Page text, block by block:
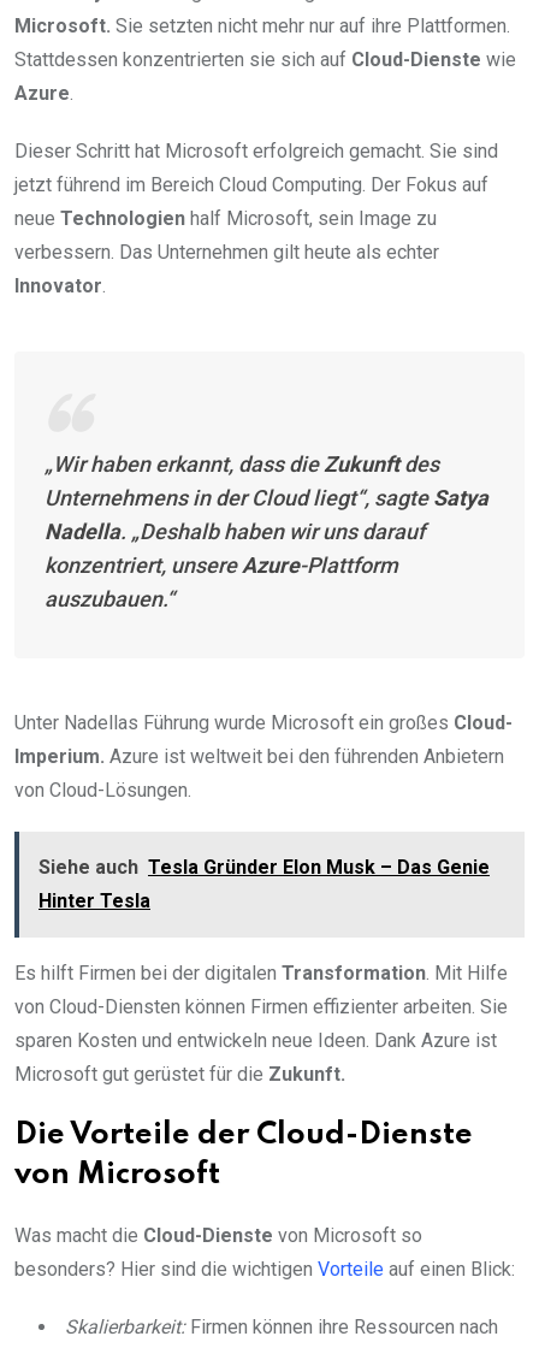
Microsoft. Sie setzten nicht mehr nur auf ihre Plattformen.
Stattdessen konzentrierten sie sich auf Cloud-Dienste wie
Azure.
Dieser Schritt hat Microsoft erfolgreich gemacht. Sie sind
jetzt führend im Bereich Cloud Computing. Der Fokus auf
neue Technologien half Microsoft, sein Image zu
verbessern. Das Unternehmen gilt heute als echter
Innovator.
„Wir haben erkannt, dass dieZukunftdes
Unternehmens in der Cloud liegt“, sagteSatya
Nadella. „Deshalb haben wir uns darauf
konzentriert, unsereAzure-Plattform
auszubauen.“
Unter Nadellas Führung wurde Microsoft ein großes Cloud-
Imperium. Azure ist weltweit bei den führenden Anbietern
von Cloud-Lösungen.
Siehe auch Tesla Gründer Elon Musk – Das Genie
Hinter Tesla
Es hilft Firmen bei der digitalen Transformation. Mit Hilfe
von Cloud-Diensten können Firmen effizienter arbeiten. Sie
sparen Kosten und entwickeln neue Ideen. Dank Azure ist
Microsoft gut gerüstet für die Zukunft.
Die Vorteile der Cloud-Dienste
von Microsoft
Was macht die Cloud-Dienste von Microsoft so
besonders? Hier sind die wichtigen Vorteile auf einen Blick:
Skalierbarkeit:Firmen können ihre Ressourcen nach